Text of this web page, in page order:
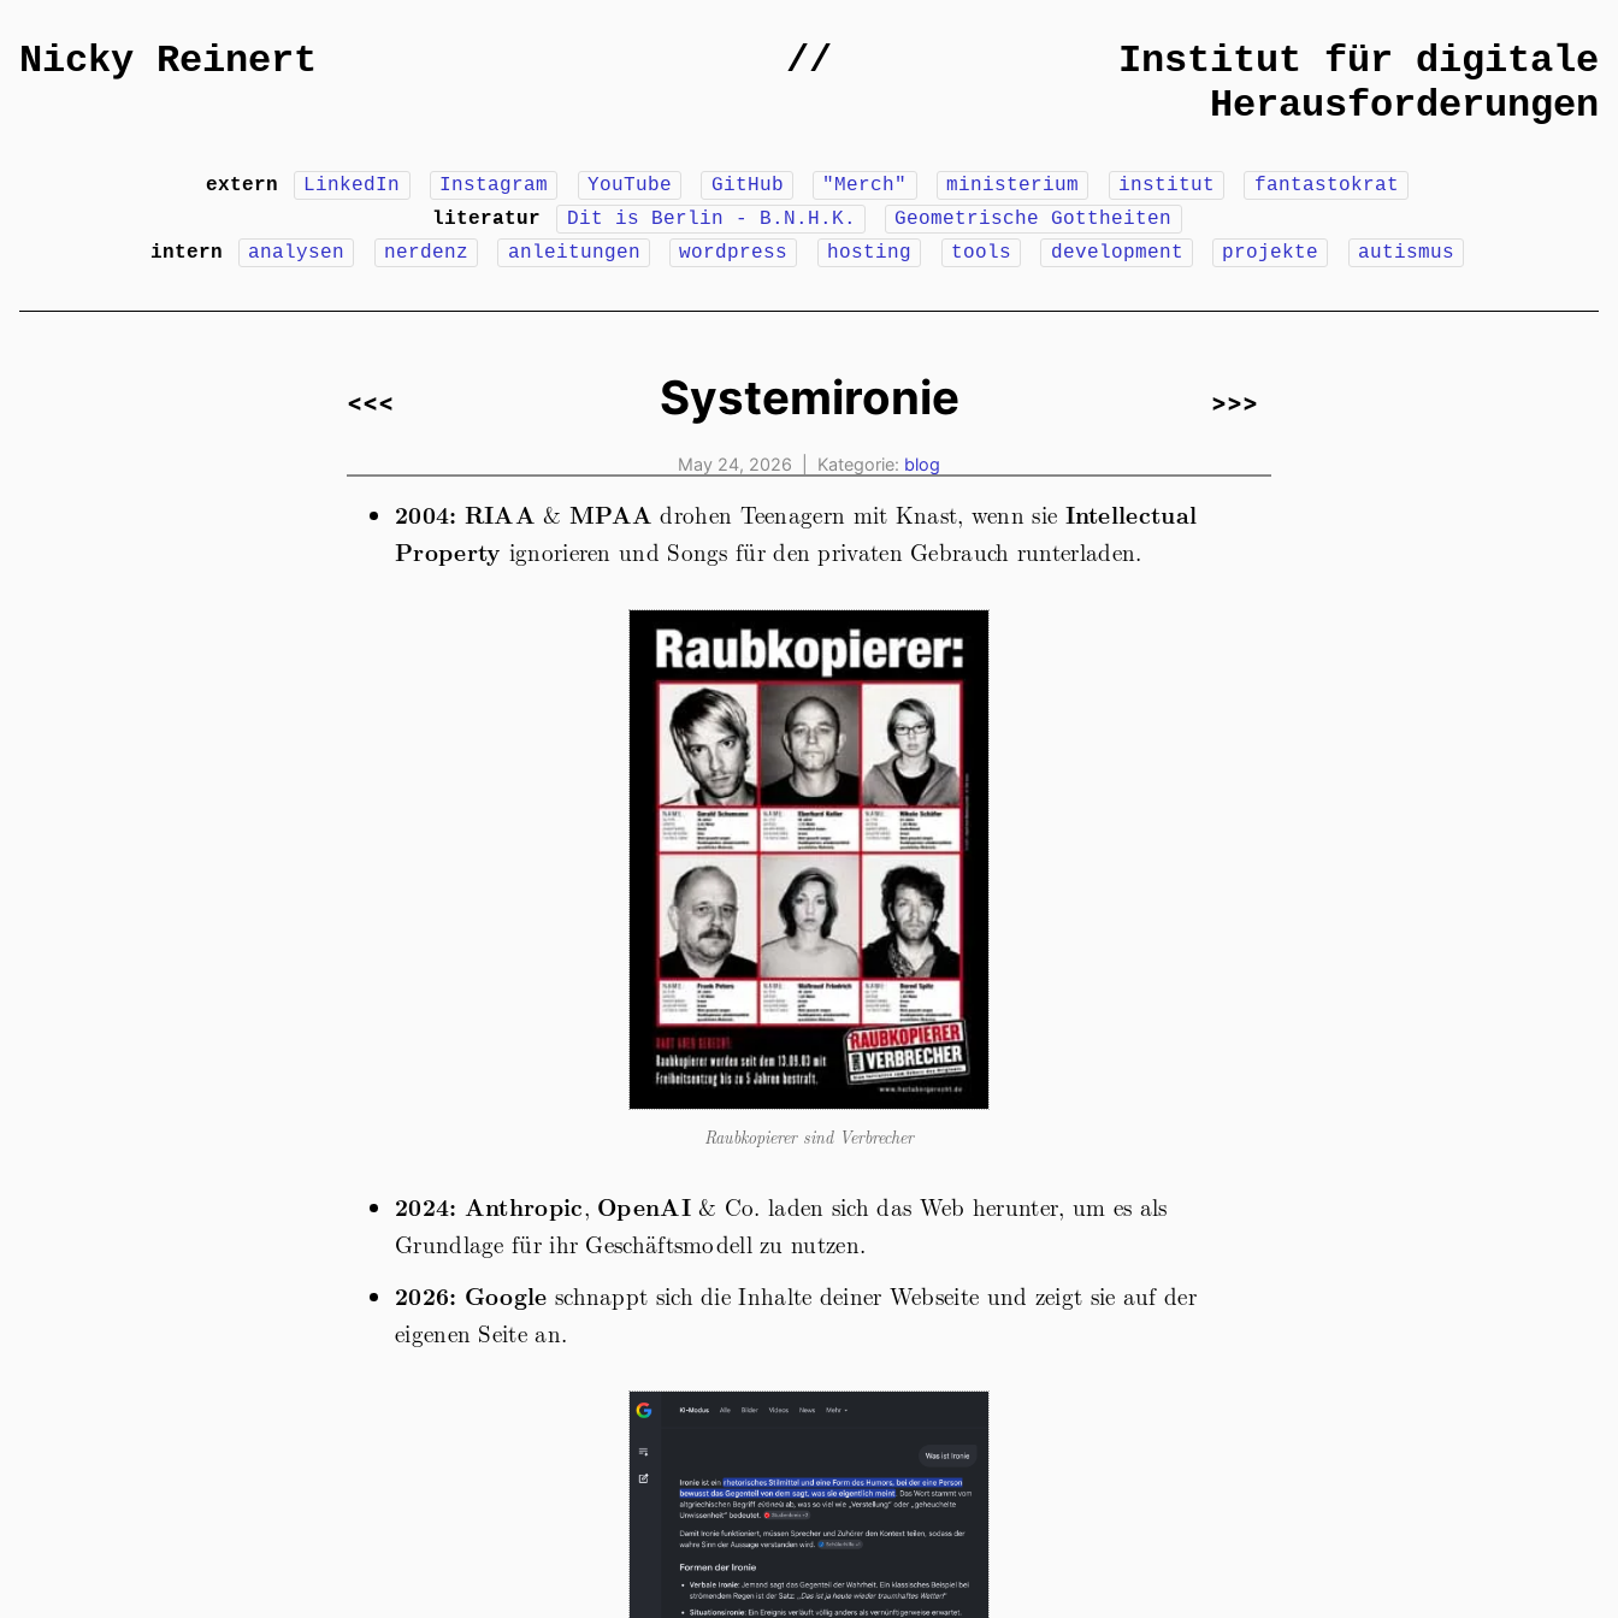
Nicky Reinert //
Institut für digitale
Herausforderungen
extern LinkedIn Instagram YouTube GitHub "Merch" ministerium institut
fantastokrat
literatur
Dit is Berlin - B.N.H.K.
Geometrische Gottheiten
intern
analysen nerdenz anleitungen wordpress hosting tools development projekte autismus
<<< Systemironie >>>
May 24, 2026 | Kategorie: blog
2004: RIAA & MPAA drohen Teenagern mit Knast, wenn sie Intellectual
Property ignorieren und Songs für den privaten Gebrauch runterladen.
Raubkopierer sind Verbrecher
2024: Anthropic, OpenAI& Co. laden sich das Web herunter, um es als
Grundlage für ihr Geschäftsmodell zu nutzen.
2026: Google schnappt sich die Inhalte deiner Webseite und zeigt sie auf der
eigenen Seite an.